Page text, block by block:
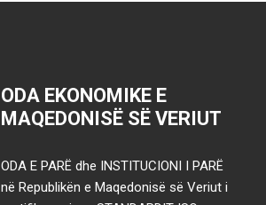
ODA EKONOMIKE E
MAQEDONISË SË VERIUT
ODA E PARË dhe INSTITUCIONI I PARË
në Republikën e Maqedonisë së Veriut i